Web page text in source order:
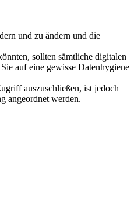
und zu ändern und die
sollten sämtliche digitalen
auf eine gewisse Datenhygiene
auszuschließen, ist jedoch
angeordnet werden.